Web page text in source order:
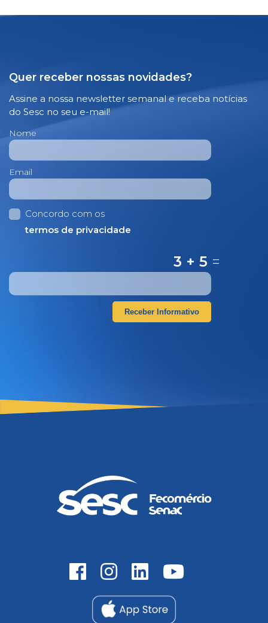
Quer receber nossas novidades?
Assine a nossa newsletter semanal e receba notícias
do Sesc no seu e-mail!
Nome
Email
Concordo com os
termos de privacidade
3 + 5 =
Receber Informativo